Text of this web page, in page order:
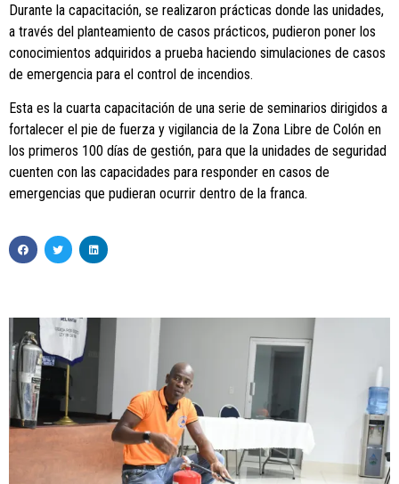
Durante la capacitación, se realizaron prácticas donde las unidades,
a través del planteamiento de casos prácticos, pudieron poner los
conocimientos adquiridos a prueba haciendo simulaciones de casos
de emergencia para el control de incendios.
Esta es la cuarta capacitación de una serie de seminarios dirigidos a
fortalecer el pie de fuerza y vigilancia de la Zona Libre de Colón en
los primeros 100 días de gestión, para que la unidades de seguridad
cuenten con las capacidades para responder en casos de
emergencias que pudieran ocurrir dentro de la franca.